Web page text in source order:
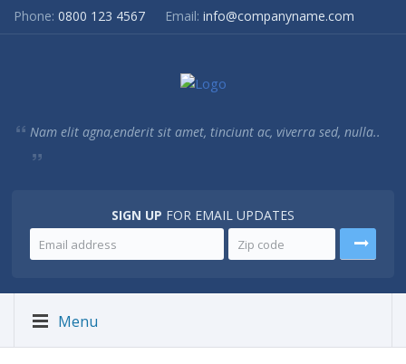
Phone: 0800 123 4567 Email: info@companyname.com
Nam elit agna,enderit sit amet, tinciunt ac, viverra sed, nulla..
SIGN UP FOR EMAIL UPDATES
Menu